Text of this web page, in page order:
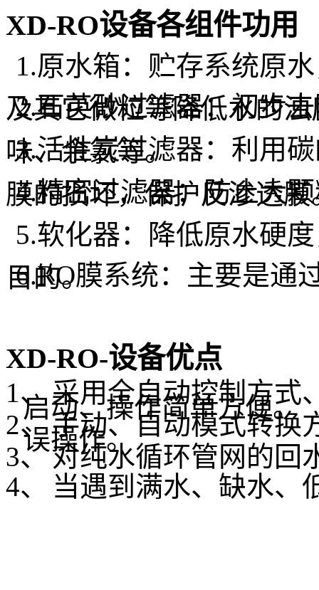
XD-RO设备各组件功用
1.原水箱：贮存系统原
2.石英砂过滤器：初步
及其它微粒等降低水的浊
3.活性炭过滤器：利用
味、余氯等。
4.精密过滤器：防止大
膜的损坏，保护反渗透膜
5.软化器：降低原水硬
6.RO膜系统：主要是通
目的。
XD-RO-设备优点
1、采用全自动控制方式
启动、操作简单方便。
2、手动、自动模式转换
误操作。
3、对纯水循环管网的回
4、
当遇到满水、缺水、